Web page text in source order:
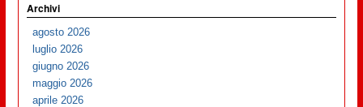
Archivi
agosto 2026
luglio 2026
giugno 2026
maggio 2026
aprile 2026